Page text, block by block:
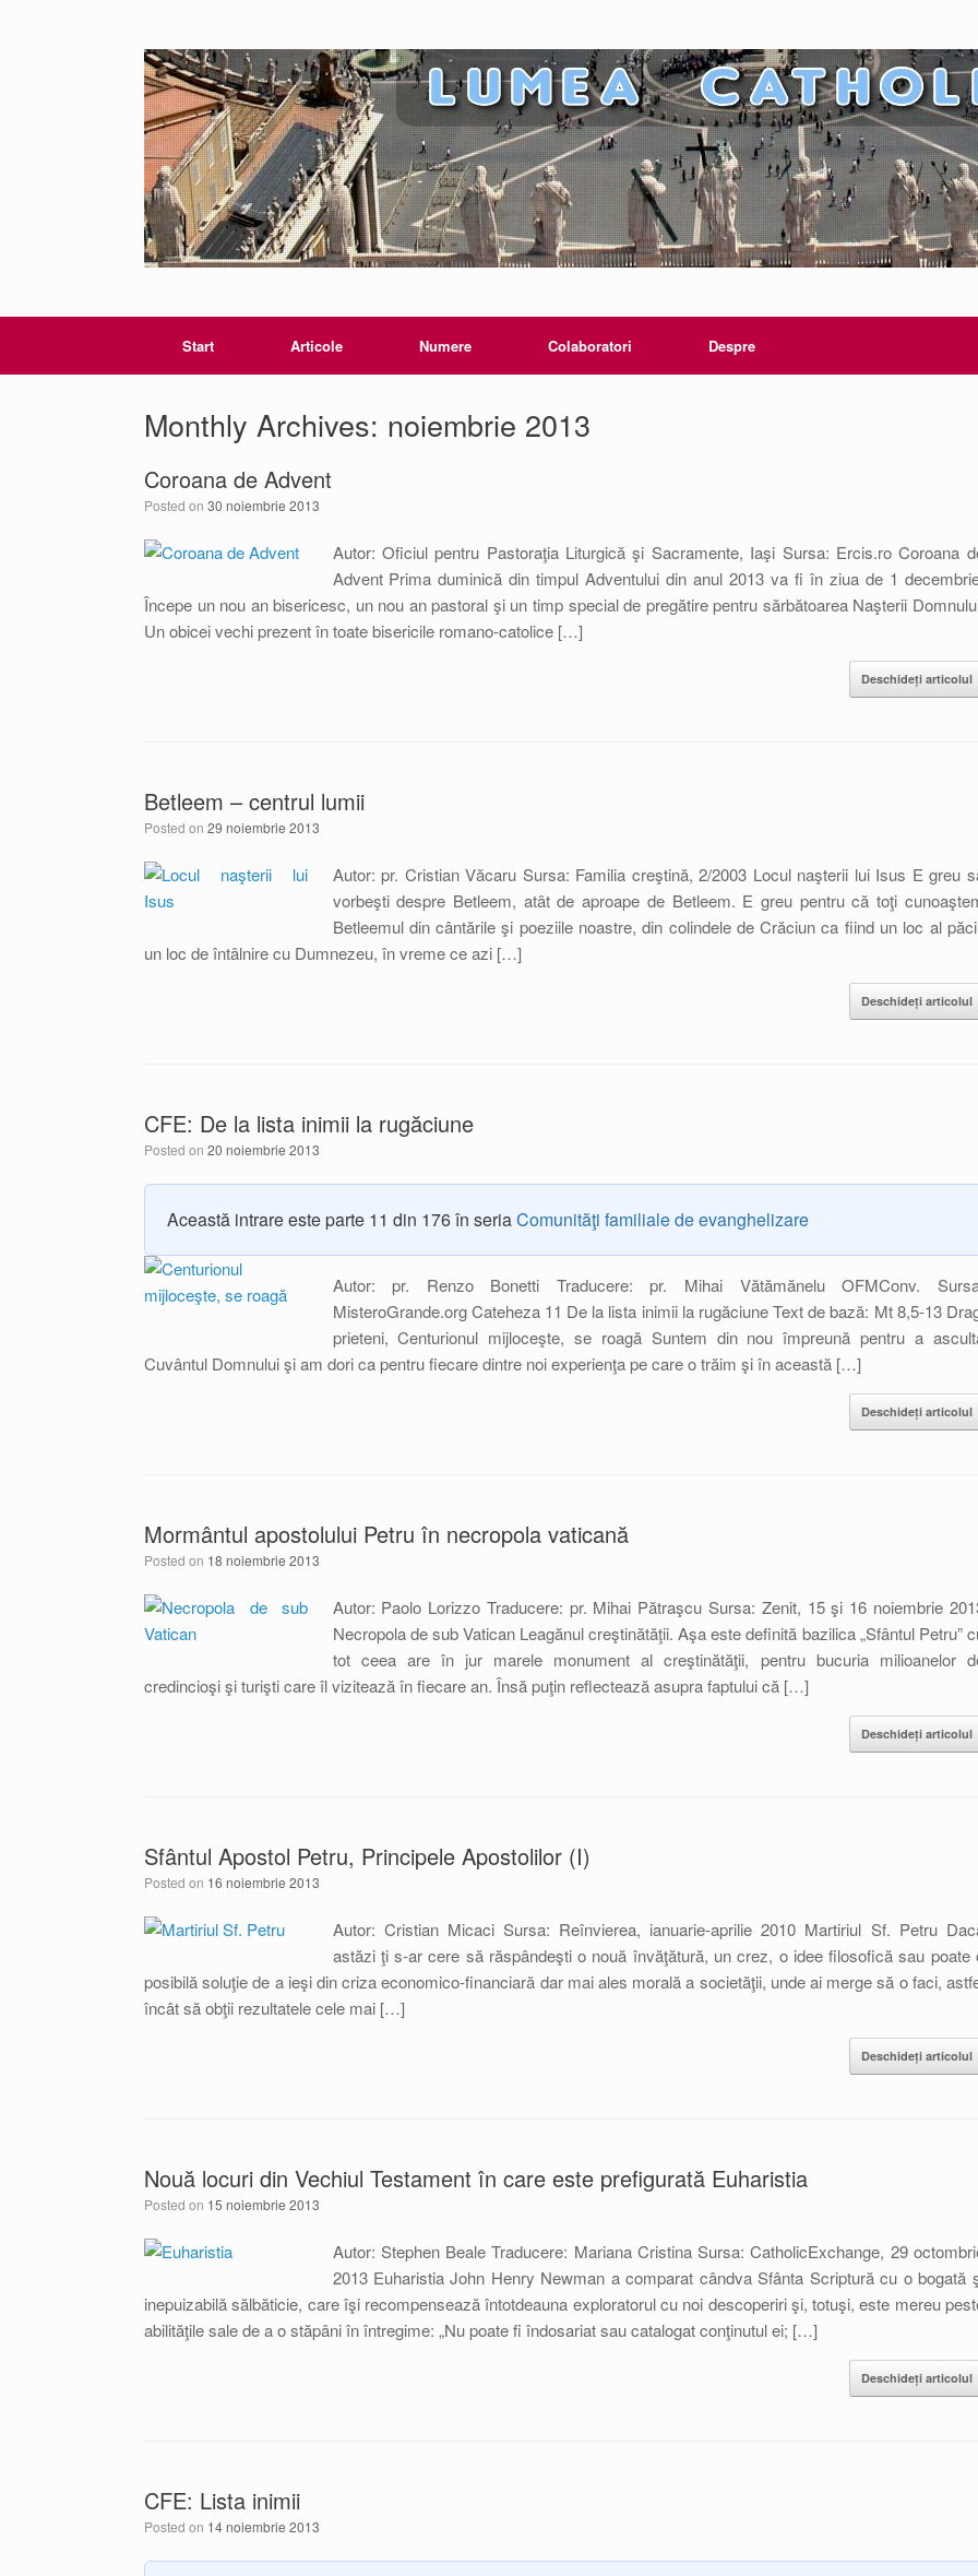
Start Articole Numere Colaboratori Despre
Monthly Archives: noiembrie 2013
Coroana de Advent
Posted on 30 noiembrie 2013
Autor: Oficiul pentru Pastoraţia Liturgică şi Sacramente, Iaşi Sursa: Ercis.ro Coroana
Advent Prima duminică din timpul Adventului din anul 2013 va fi în ziua de 1
Începe un nou an bisericesc, un nou an pastoral şi un timp special de pregătire pentru sărbătoarea Naşterii
Un obicei vechi prezent în toate bisericile romano-catolice […]
Deschideți articolul
Betleem – centrul lumii
Posted on 29 noiembrie 2013
Autor: pr. Cristian Văcaru Sursa: Familia creştină, 2/2003 Locul naşterii lui Isus E greu
vorbeşti despre Betleem, atât de aproape de Betleem. E greu pentru că toţi
Betleemul din cântările şi poeziile noastre, din colindele de Crăciun ca fiind un loc al
un loc de întâlnire cu Dumnezeu, în vreme ce azi […]
Deschideți articolul
CFE: De la lista inimii la rugăciune
Posted on 20 noiembrie 2013
Această intrare este parte 11 din 176 în seriaComunităţi familiale de evanghelizare
Autor: pr. Renzo Bonetti Traducere: pr. Mihai Vătămănelu OFMConv.
MisteroGrande.org Cateheza 11 De la lista inimii la rugăciune Text de bază: Mt 8,5-13
prieteni, Centurionul mijloceşte, se roagă Suntem din nou împreună pentru a
Cuvântul Domnului şi am dori ca pentru fiecare dintre noi experienţa pe care o trăim şi în această […]
Deschideți articolul
Mormântul apostolului Petru în necropola vaticană
Posted on 18 noiembrie 2013
Autor: Paolo Lorizzo Traducere: pr. Mihai Pătraşcu Sursa: Zenit, 15 şi 16 noiembrie
Necropola de sub Vatican Leagănul creştinătăţii. Aşa este definită bazilica „Sfântul Petru”
tot ceea are în jur marele monument al creştinătăţii, pentru bucuria milioanelor
credincioşi şi turişti care îl vizitează în fiecare an. Însă puţin reflectează asupra faptului că […]
Deschideți articolul
Sfântul Apostol Petru, Principele Apostolilor (I)
Posted on 16 noiembrie 2013
Autor: Cristian Micaci Sursa: Reînvierea, ianuarie-aprilie 2010 Martiriul Sf. Petru
astăzi ţi s-ar cere să răspândeşti o nouă învăţătură, un crez, o idee filosofică sau poate
posibilă soluţie de a ieşi din criza economico-financiară dar mai ales morală a societăţii, unde ai merge să o faci,
încât să obţii rezultatele cele mai […]
Deschideți articolul
Nouă locuri din Vechiul Testament în care este prefigurată Euharistia
Posted on 15 noiembrie 2013
Autor: Stephen Beale Traducere: Mariana Cristina Sursa: CatholicExchange, 29
2013 Euharistia John Henry Newman a comparat cândva Sfânta Scriptură cu o bogată
inepuizabilă sălbăticie, care îşi recompensează întotdeauna exploratorul cu noi descoperiri şi, totuşi, este mereu
abilităţile sale de a o stăpâni în întregime: „Nu poate fi îndosariat sau catalogat conţinutul ei; […]
Deschideți articolul
CFE: Lista inimii
Posted on 14 noiembrie 2013